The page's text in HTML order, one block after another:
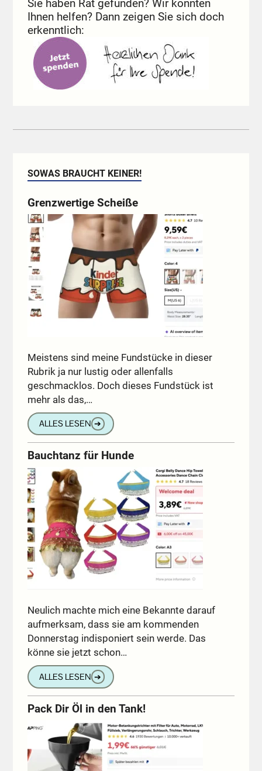
Sie haben Rat gefunden? Wir konnten
Ihnen helfen? Dann zeigen Sie sich doch
erkenntlich:
SOWAS BRAUCHT KEINER!
Grenzwertige Scheiße
Meistens sind meine Fundstücke in dieser
Rubrik ja nur lustig oder allenfalls
geschmacklos. Doch dieses Fundstück ist
mehr als das,…
ALLES LESEN ➔
Bauchtanz für Hunde
Neulich machte mich eine Bekannte darauf
aufmerksam, dass sie am kommenden
Donnerstag indisponiert sein werde. Das
könne sie jetzt schon…
ALLES LESEN ➔
Pack Dir Öl in den Tank!